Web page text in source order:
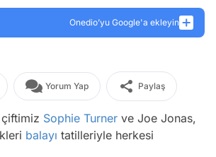
Onedio’yu Google'a ekleyin
Yorum Yap Paylaş
Sophie Turner ve Joe Jonas,
balayı tatilleriyle herkesi